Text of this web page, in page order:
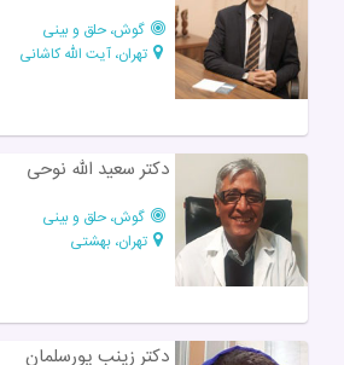
گوش، حلق و بینی
تهران، آیت الله کاشانی
دکتر سعید الله نوحی
گوش، حلق و بینی
تهران، بهشتی
دکتر زینب پورسلمان